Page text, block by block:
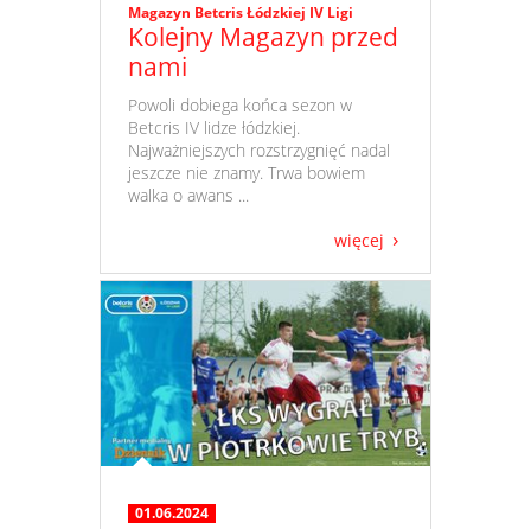
Magazyn Betcris Łódzkiej IV Ligi
Kolejny Magazyn przed
nami
​ Powoli dobiega końca sezon w
Betcris IV lidze łódzkiej.
Najważniejszych rozstrzygnięć nadal
jeszcze nie znamy. Trwa bowiem
walka o awans ...
więcej
01.06.2024